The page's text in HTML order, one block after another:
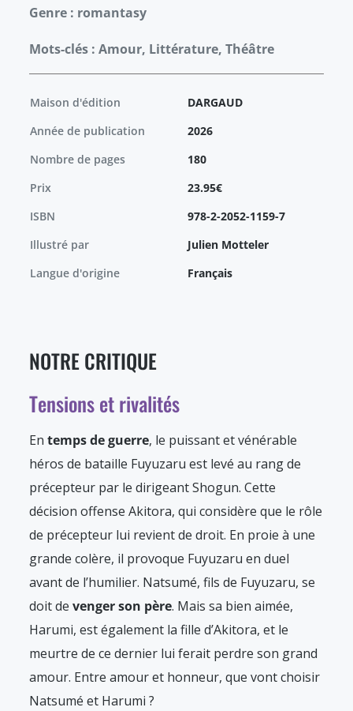
Genre : romantasy
Mots-clés : Amour, Littérature, Théâtre
Maison d'édition
DARGAUD
Année de publication
2026
Nombre de pages
180
Prix
23.95€
ISBN
978-2-2052-1159-7
Illustré par
Julien Motteler
Langue d'origine
Français
NOTRE CRITIQUE
Tensions et rivalités
En temps de guerre, le puissant et vénérable
héros de bataille Fuyuzaru est levé au rang de
précepteur par le dirigeant Shogun. Cette
décision offense Akitora, qui considère que le rôle
de précepteur lui revient de droit. En proie à une
grande colère, il provoque Fuyuzaru en duel
avant de l’humilier. Natsumé, fils de Fuyuzaru, se
doit de venger son père. Mais sa bien aimée,
Harumi, est également la fille d’Akitora, et le
meurtre de ce dernier lui ferait perdre son grand
amour. Entre amour et honneur, que vont choisir
Natsumé et Harumi ?